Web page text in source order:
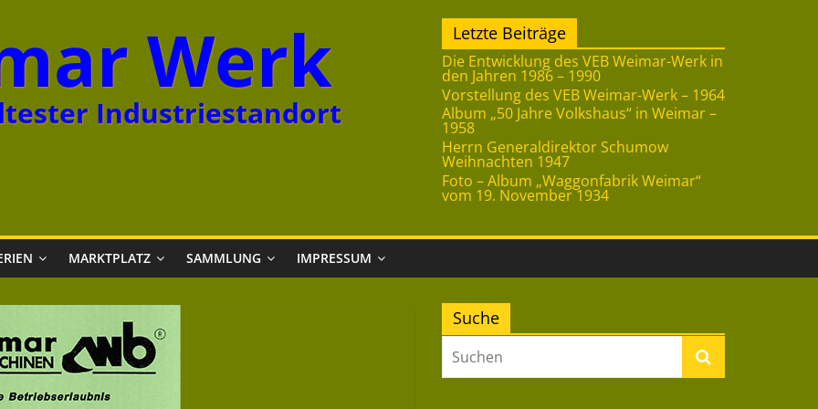
Werk
Industriestandort
Letzte Beiträge
Die Entwicklung des VEB Weimar-Werk in
den Jahren 1986 – 1990
Vorstellung des VEB Weimar-Werk – 1964
Album „50 Jahre Volkshaus“ in Weimar –
1958
Herrn Generaldirektor Schumow
Weihnachten 1947
Foto – Album „Waggonfabrik Weimar“
vom 19. November 1934
MARKTPLATZ SAMMLUNG IMPRESSUM
Suche